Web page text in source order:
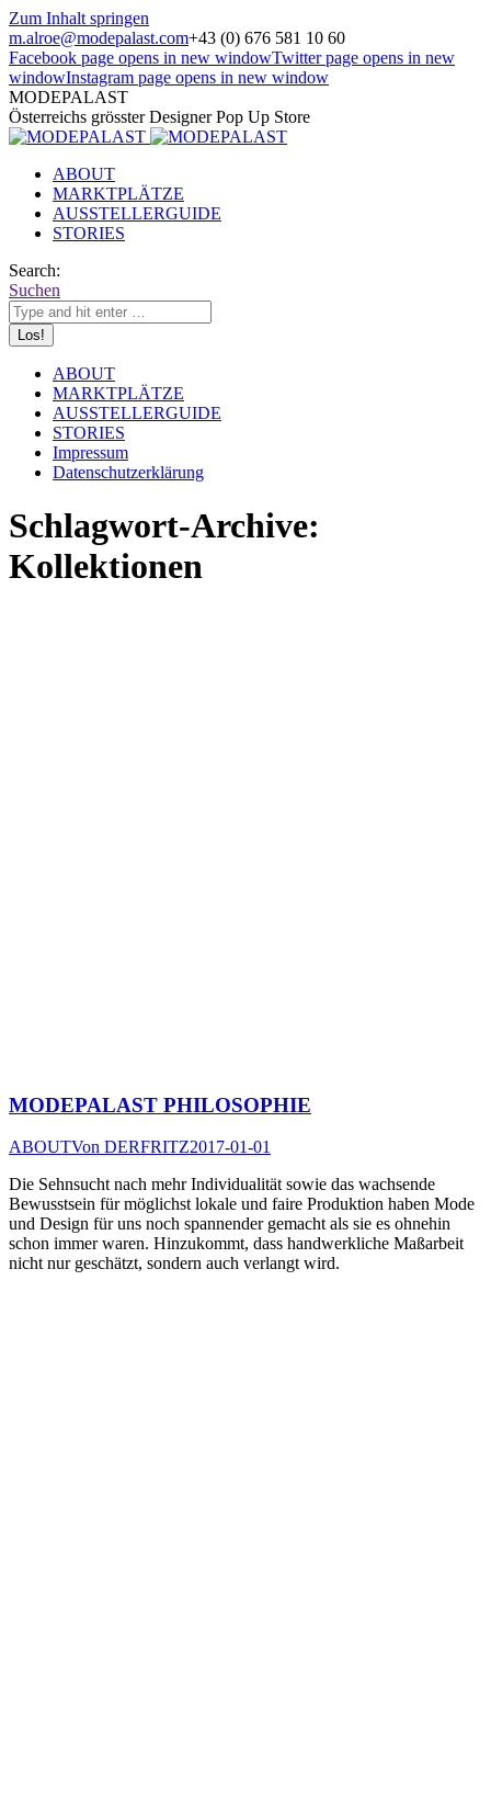
Zum Inhalt springen
m.alroe@modepalast.com+43 (0) 676 581 10 60
Facebook page opens in new windowTwitter page opens in new
windowInstagram page opens in new window
MODEPALAST
Österreichs grösster Designer Pop Up Store
ABOUT
MARKTPLÄTZE
AUSSTELLERGUIDE
STORIES
Search:
Suchen
ABOUT
MARKTPLÄTZE
AUSSTELLERGUIDE
STORIES
Impressum
Datenschutzerklärung
Schlagwort-Archive:
Kollektionen
MODEPALAST PHILOSOPHIE
ABOUTVon DERFRITZ2017-01-01
Die Sehnsucht nach mehr Individualität sowie das wachsende
Bewusstsein für möglichst lokale und faire Produktion haben Mode
und Design für uns noch spannender gemacht als sie es ohnehin
schon immer waren. Hinzukommt, dass handwerkliche Maßarbeit
nicht nur geschätzt, sondern auch verlangt wird.